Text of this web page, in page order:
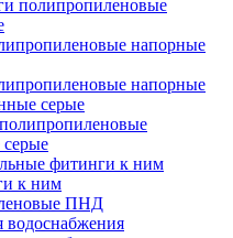
полипропиленовые
напорные
напорные
серые
фитинги к ним
к ним
ПНД
водоснабжения